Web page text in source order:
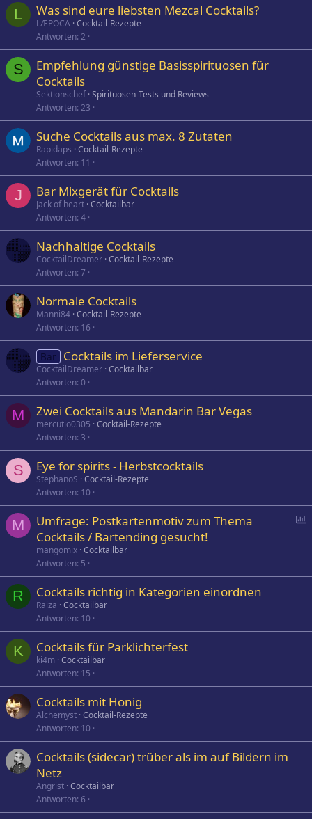
L Was sind eure liebsten Mezcal Cocktails?
LÆPOCA Cocktail-Rezepte
Antworten 2
S
Empfehlung günstige Basisspirituosen für
Cocktails
Sektionschef Spirituosen-Tests und Reviews
Antworten 23
Suche Cocktails aus max. 8 Zutaten
Rapidaps Cocktail-Rezepte
Antworten 11
J Bar Mixgerät für Cocktails
Jack of heart Cocktailbar
Antworten 4
Nachhaltige Cocktails
CocktailDreamer Cocktail-Rezepte
Antworten 7
Normale Cocktails
Manni84 Cocktail-Rezepte
Antworten 16
Bar Cocktails im Lieferservice
CocktailDreamer Cocktailbar
Antworten 0
M Zwei Cocktails aus Mandarin Bar Vegas
mercutio0305 Cocktail-Rezepte
Antworten 3
S Eye for spirits - Herbstcocktails
StephanoS Cocktail-Rezepte
Antworten 10
M
Umfrage: Postkartenmotiv zum Thema
Cocktails / Bartending gesucht!
mangomix Cocktailbar
Antworten 5
R Cocktails richtig in Kategorien einordnen
Raiza Cocktailbar
Antworten 10
K Cocktails für Parklichterfest
ki4m Cocktailbar
Antworten 15
Cocktails mit Honig
Alchemyst Cocktail-Rezepte
Antworten 10
Cocktails (sidecar) trüber als im auf Bildern im
Netz
Angrist Cocktailbar
Antworten 6